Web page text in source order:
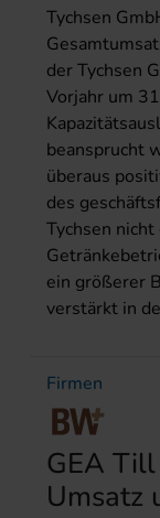
Tychsen
der Tychsen
Vorjahr um
beansprucht
überaus
des
Tychsen
ein größerer
verstärkt in
Firmen
GEA
Umsatz